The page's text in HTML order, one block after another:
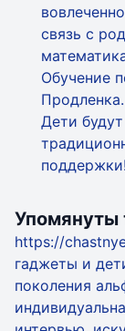
связь с
Обучение
Дети
поддержки!
Упомянуты
https://
гаджеты и
поколения